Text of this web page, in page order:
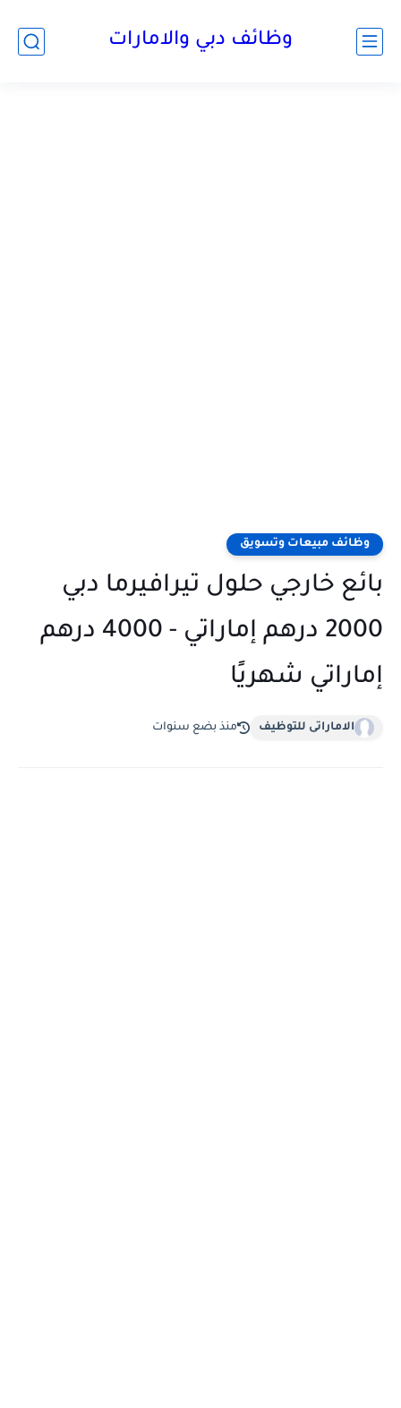
وظائف دبي والامارات
وظائف مبيعات وتسويق
بائع خارجي حلول تيرافيرما دبي
2000 درهم إماراتي - 4000 درهم
إماراتي شهريًا
الاماراتى للتوظيف منذ بضع سنوات